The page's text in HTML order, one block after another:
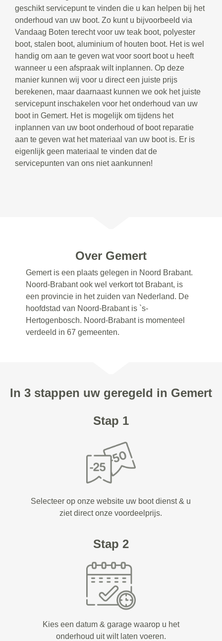
geschikt servicepunt te vinden die u kan helpen bij het
onderhoud van uw boot. Zo kunt u bijvoorbeeld via
Vandaag Boten terecht voor uw teak boot, polyester
boot, stalen boot, aluminium of houten boot. Het is wel
handig om aan te geven wat voor soort boot u heeft
wanneer u een afspraak wilt inplannen. Op deze
manier kunnen wij voor u direct een juiste prijs
berekenen, maar daarnaast kunnen we ook het juiste
servicepunt inschakelen voor het onderhoud van uw
boot in Gemert. Het is mogelijk om tijdens het
inplannen van uw boot onderhoud of boot reparatie
aan te geven wat het materiaal van uw boot is. Er is
eigenlijk geen materiaal te vinden dat de
servicepunten van ons niet aankunnen!
Over Gemert
Gemert is een plaats gelegen in Noord Brabant.
Noord-Brabant ook wel verkort tot Brabant, is
een provincie in het zuiden van Nederland. De
hoofdstad van Noord-Brabant is `s-
Hertogenbosch. Noord-Brabant is momenteel
verdeeld in 67 gemeenten.
In 3 stappen uw geregeld in Gemert
Stap 1
Selecteer op onze website uw boot dienst & u
ziet direct onze voordeelprijs.
Stap 2
Kies een datum & garage waarop u het
onderhoud uit wilt laten voeren.